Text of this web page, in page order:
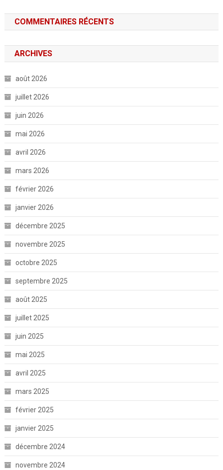
COMMENTAIRES RÉCENTS
ARCHIVES
août 2026
juillet 2026
juin 2026
mai 2026
avril 2026
mars 2026
février 2026
janvier 2026
décembre 2025
novembre 2025
octobre 2025
septembre 2025
août 2025
juillet 2025
juin 2025
mai 2025
avril 2025
mars 2025
février 2025
janvier 2025
décembre 2024
novembre 2024